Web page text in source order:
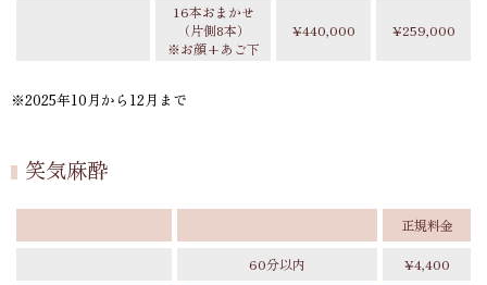
16本おまかせ
（片側8本）
※お顔+あご下
¥440,000 ¥259,000
※2025年10月から12月まで
笑気麻酔
正規料金
60分以内 ¥4,400